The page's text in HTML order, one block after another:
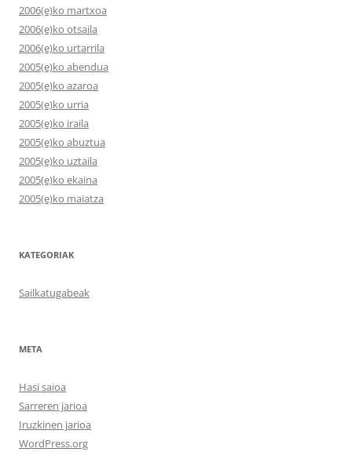
2006(e)ko martxoa
2006(e)ko otsaila
2006(e)ko urtarrila
2005(e)ko abendua
2005(e)ko azaroa
2005(e)ko urria
2005(e)ko iraila
2005(e)ko abuztua
2005(e)ko uztaila
2005(e)ko ekaina
2005(e)ko maiatza
KATEGORIAK
Sailkatugabeak
META
Hasi saioa
Sarreren jarioa
Iruzkinen jarioa
WordPress.org